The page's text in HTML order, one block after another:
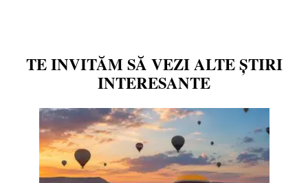
TE INVITĂM SĂ VEZI ALTE ȘTIRI
INTERESANTE